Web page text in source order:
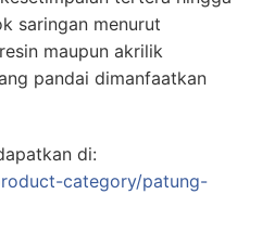
saringan menurut
maupun akrilik
pandai dimanfaatkan
di:
category/patung-